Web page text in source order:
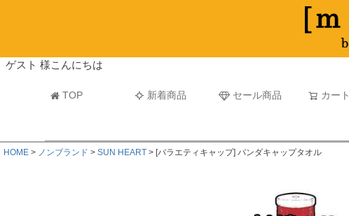
ゲスト 様こんにちは
TOP 新着商品 セール商品 カート
マフラータオル
HOME ノンブランド SUN HEART [バラエティキャップ] パンダキャップタオル